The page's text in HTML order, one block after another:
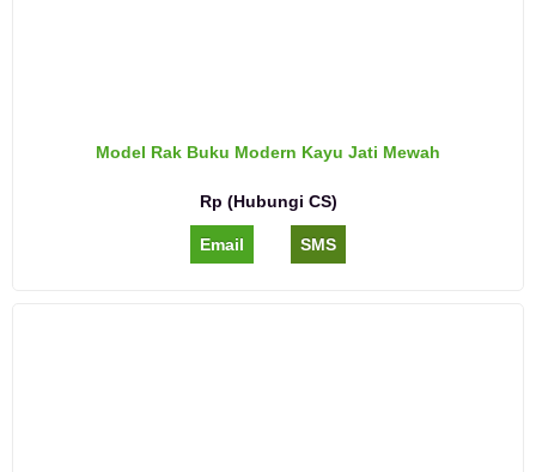
Model Rak Buku Modern Kayu Jati Mewah
Rp (Hubungi CS)
Email SMS